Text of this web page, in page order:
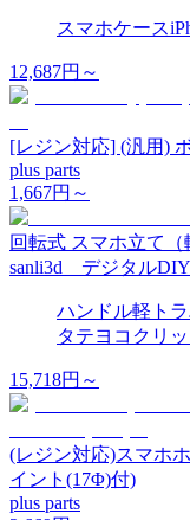
スマホケース
12,687円～
[レジン対応] (汎用)
plus parts
1,667円～
回転式 スマホ立て（
sanli3d デジタルDIY
ハンドル軽トラ
タテヨコ クリ
15,718円～
(レジン対応)スマホ
イント(17Φ)付)
plus parts